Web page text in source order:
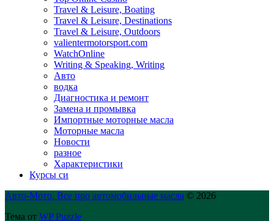
Travel & Leisure, Boating
Travel & Leisure, Destinations
Travel & Leisure, Outdoors
valientermotorsport.com
WatchOnline
Writing & Speaking, Writing
Авто
водка
Диагностика и ремонт
Замена и промывка
Импортные моторные масла
Моторные масла
Новости
разное
Характеристики
Курсы си
Авто-Мото. Все про автомобильные масла © 2026
Тема от WP Puzzle